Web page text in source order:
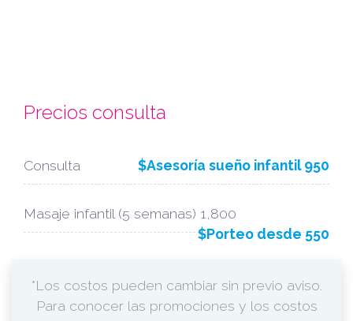
Precios consulta
Consulta $Asesoría sueño infantil 950
Masaje infantil (5 semanas) 1,800
$Porteo desde 550
*Los costos pueden cambiar sin previo aviso.
Para conocer las promociones y los costos